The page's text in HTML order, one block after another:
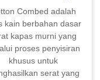
Combed adalah
kain berbahan dasar
kapas murni yang
proses penyisiran
khusus untuk
serat yang